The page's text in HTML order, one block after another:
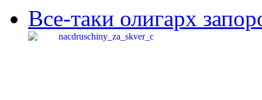
Все-таки олигарх